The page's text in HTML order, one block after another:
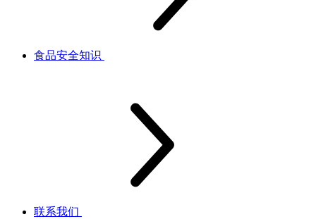
食品安全知识
联系我们